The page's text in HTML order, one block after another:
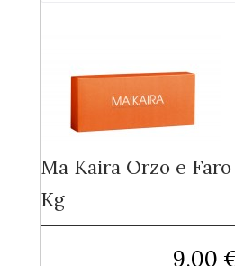
Ma Kaira Orzo e
Kg
9,00